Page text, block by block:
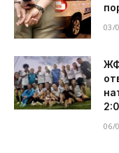
03/
2:0
06/